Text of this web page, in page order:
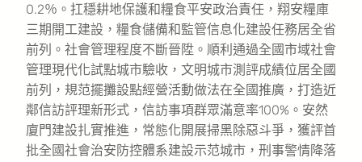
0.2％。扛穩耕地保護和糧食平安政治責任，翔安糧庫
三期開工建設，糧食儲備和監管信息化建設任務居全省
前列。社會管理程度不斷晉陞。順利通過全國市域社會
管理現代化試點城市驗收，文明城市測評成績位居全國
前列，規范擺攤設點經營活動做法在全國推廣，打造近
鄰信訪評理新形式，信訪事項群眾滿意率100%。安然
廈門建設扎實推進，常態化開展掃黑除惡斗爭，獲評首
批全國社會治安防控體系建設示范城市，刑事警情降落